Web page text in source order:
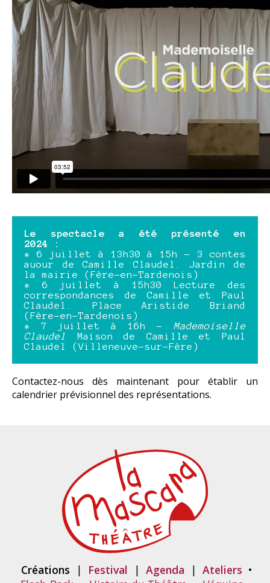
Le spectacle a été présenté en
2024 :
* 6 juillet à 13h30 à 15h - 3 contes
auour de Camille Claudel. Jardin de
la mairie (Fère-en-Tardenois)
* 6 juillet à 15h30 Lecture des
correspondances de Camille et Paul
Claudel. Place Aristide Briand
(Fère-en-Tardenois)
* 7 juillet à 16h - Mademoiselle
Claudel
Maison de Camille et Paul
Claudel (Villeneuve-sur-Fère)
Contactez-nous dès maintenant pour établir un
calendrier prévisionnel des représentations.
Créations | Festival | Agenda | Ateliers •